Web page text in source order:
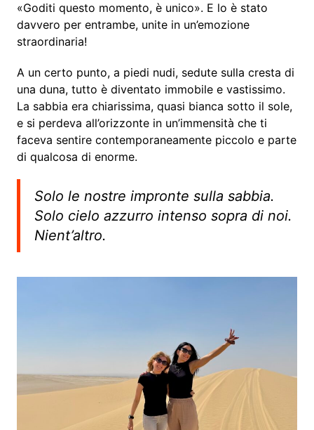
«Goditi questo momento, è unico». E lo è stato
davvero per entrambe, unite in un’emozione
straordinaria!
A un certo punto, a piedi nudi, sedute sulla cresta di
una duna, tutto è diventato immobile e vastissimo.
La sabbia era chiarissima, quasi bianca sotto il sole,
e si perdeva all’orizzonte in un’immensità che ti
faceva sentire contemporaneamente piccolo e parte
di qualcosa di enorme.
Solo le nostre impronte sulla sabbia.
Solo cielo azzurro intenso sopra di noi.
Nient’altro.